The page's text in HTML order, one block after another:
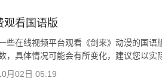
观看国语版
些在线视频平台观看《剑来》动漫的国
，具体情况可能会有所变化，建议您以实
月02日 05:19